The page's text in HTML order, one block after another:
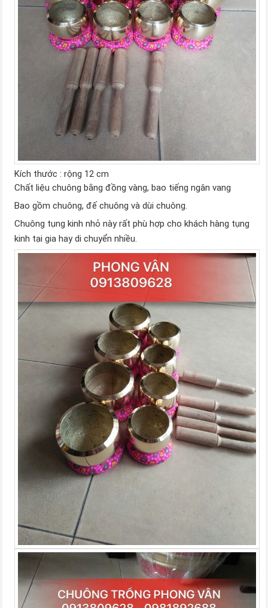
Kích thước : rộng 12 cm
Chất liệu chuông bằng đồng vàng, bao tiếng ngân vang
Bao gồm chuông, đế chuông và dùi chuông.
Chuông tụng kinh nhỏ này rất phù hợp cho khách hàng tụng
kinh tại gia hay di chuyển nhiều.